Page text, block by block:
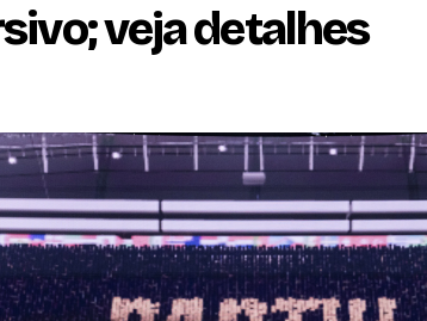
veja detalhes